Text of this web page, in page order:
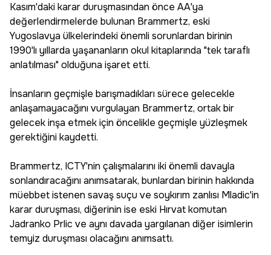
Kasım'daki karar duruşmasından önce AA'ya
değerlendirmelerde bulunan Brammertz, eski
Yugoslavya ülkelerindeki önemli sorunlardan birinin
1990'lı yıllarda yaşananların okul kitaplarında "tek taraflı
anlatılması" olduğuna işaret etti.
İnsanların geçmişle barışmadıkları sürece gelecekle
anlaşamayacağını vurgulayan Brammertz, ortak bir
gelecek inşa etmek için öncelikle geçmişle yüzleşmek
gerektiğini kaydetti.
Brammertz, ICTY'nin çalışmalarını iki önemli davayla
sonlandıracağını anımsatarak, bunlardan birinin hakkında
müebbet istenen savaş suçu ve soykırım zanlısı Mladic'in
karar duruşması, diğerinin ise eski Hırvat komutan
Jadranko Prlic ve aynı davada yargılanan diğer isimlerin
temyiz duruşması olacağını anımsattı.